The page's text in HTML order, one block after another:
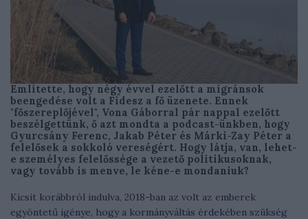
Említette, hogy négy évvel ezelőtt a migránsok
beengedése volt a Fidesz a fő üzenete. Ennek
"főszereplőjével", Vona Gáborral pár nappal ezelőtt
beszélgettünk, ő azt mondta a podcast-ünkben, hogy
Gyurcsány Ferenc, Jakab Péter és Márki-Zay Péter a
felelősek a sokkoló vereségért. Hogy látja, van, lehet-
e személyes felelőssége a vezető politikusoknak,
vagy tovább is menve, le kéne-e mondaniuk?
Kicsit korábbról indulva, 2018-ban az volt az emberek
egyöntetű igénye, hogy a kormányváltás érdekében szükség